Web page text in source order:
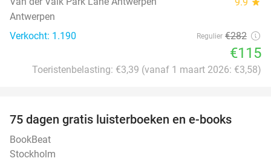
Antwerpen
Verkocht: 1.190
Regulier €282
€115
Toeristenbelasting: €3,39 (vanaf 1 maart 2026: €3,58)
75 dagen gratis luisterboeken en e-books
BookBeat
Stockholm